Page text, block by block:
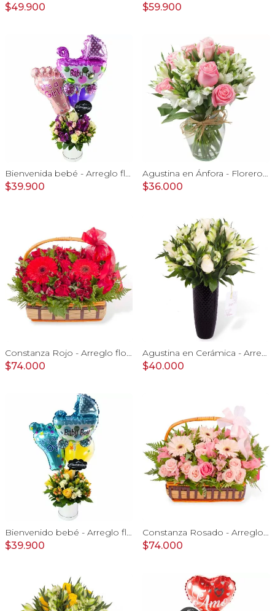
$49.900 $59.900
Bienvenida bebé - Arreglo floral con globos, rosas blanci, minirosas rosado, astromelias morado e hypericum
$39.900
Agustina en Ánfora - Florero con 9 rosas rosado y astromelia
$36.000
Constanza Rojo - Arreglo floral en canasto con gerberas, rosas, minirosas y astromelias rojas
$74.000
Agustina en Cerámica - Arreglo 10 rosas blanco y astromelias
$40.000
Bienvenido bebé - Arreglo floral con globos, rosas amarillo, minirosas blanco, astromelias e hypericum
$39.900
Constanza Rosado - Arreglo floral en canasto con gerberas, rosas, minirosas y astromelias rosadas
$74.000